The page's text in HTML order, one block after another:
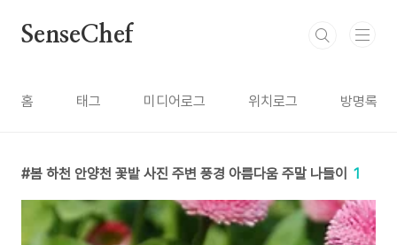
SenseChef
홈 태그 미디어로그 위치로그 방명록
봄 하천 안양천 꽃밭 사진 주변 풍경 아름다움 주말 나들이 1